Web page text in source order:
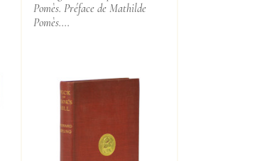
Pomès. Préface de Mathilde
Pomès....